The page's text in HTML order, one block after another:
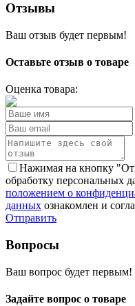
Отзывы
Ваш отзыв будет первым!
Оставьте отзыв о товаре
Оценка товара:
Нажимая на кнопку
обработку персональных
положением о
данных ознакомлен и
Отправить
Вопросы
Ваш вопрос будет первым!
Задайте вопрос о товаре